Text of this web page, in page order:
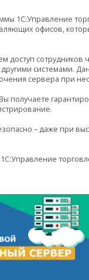
1С:Управление
офисов,
доступ
другими системами.
сервера при
получаете
– даже при